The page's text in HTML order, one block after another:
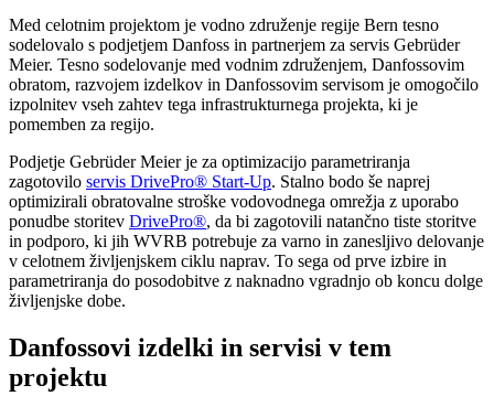
Med celotnim projektom je vodno združenje regije Bern tesno
sodelovalo s podjetjem Danfoss in partnerjem za servis Gebrüder
Meier. Tesno sodelovanje med vodnim združenjem, Danfossovim
obratom, razvojem izdelkov in Danfossovim servisom je omogočilo
izpolnitev vseh zahtev tega infrastrukturnega projekta, ki je
pomemben za regijo.
Podjetje Gebrüder Meier je za optimizacijo parametriranja
zagotovilo servis DrivePro® Start-Up. Stalno bodo še naprej
optimizirali obratovalne stroške vodovodnega omrežja z uporabo
ponudbe storitev DrivePro®, da bi zagotovili natančno tiste storitve
in podporo, ki jih WVRB potrebuje za varno in zanesljivo delovanje
v celotnem življenjskem ciklu naprav. To sega od prve izbire in
parametriranja do posodobitve z naknadno vgradnjo ob koncu dolge
življenjske dobe.
Danfossovi izdelki in servisi v tem
projektu